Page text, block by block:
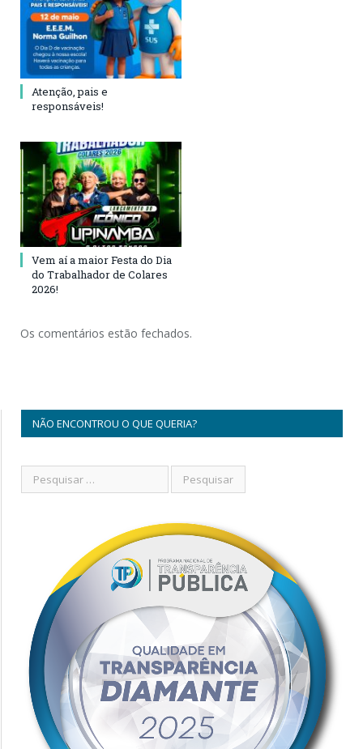
Atenção, pais e
responsáveis!
Vem aí a maior Festa do Dia
do Trabalhador de Colares
2026!
Os comentários estão fechados.
NÃO ENCONTROU O QUE QUERIA?